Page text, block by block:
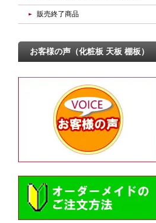
販売終了商品
お客様の声（化粧板 天板 棚板）